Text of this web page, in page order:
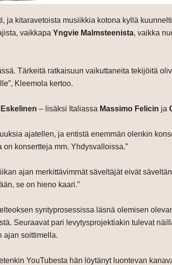
ja kitaravetoista musiikkia kotona kyllä
vaikkapa Yngvie Malmsteenista, vaikka
Tärkeitä ratkaisuun vaikuttaneita tekijöitä
Kleemola kertoo.
Eskelinen – lisäksi Italiassa Massimo Felicin ja
ajatellen, ja entistä enemmän olenkin
konsertteja mm. Yhdysvalloissa.”
ajan merkittävimmät säveltäjät eivät
se on hieno kaari.”
syntyprosessissa läsnä olemisen
Seuraavat pari levytysprojektiakin tulevat
ajan soittimella.
YouTubesta hän löytänyt luontevan